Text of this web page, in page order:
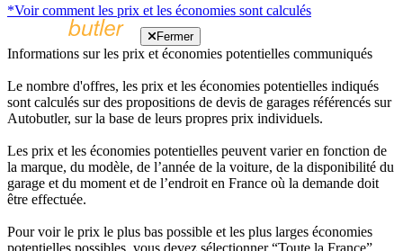
*Voir comment les prix et les économies sont calculés
Fermer
Informations sur les prix et économies potentielles communiqués
Le nombre d'offres, les prix et les économies potentielles indiqués
sont calculés sur des propositions de devis de garages référencés sur
Autobutler, sur la base de leurs propres prix individuels.
Les prix et les économies potentielles peuvent varier en fonction de
la marque, du modèle, de l’année de la voiture, de la disponibilité du
garage et du moment et de l’endroit en France où la demande doit
être effectuée.
Pour voir le prix le plus bas possible et les plus larges économies
potentielles possibles, vous devez sélectionner “Toute la France”